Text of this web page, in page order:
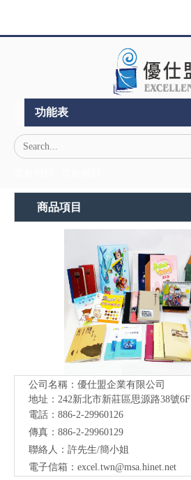
功能表
商品項目
公司名稱：優仕盟企業有限公司
地址：242新北市新莊區思源路38號6F
電話：886-2-29960126
傳真：886-2-29960129
聯絡人：許先生/簡小姐
電子信箱： excel.twn@msa.hinet.net